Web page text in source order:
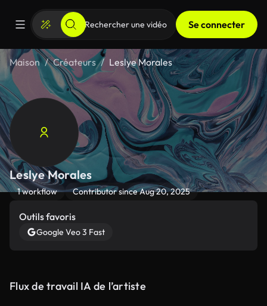
Se connecter
Maison Créateurs Leslye Morales
Leslye Morales
1 workflow Contributor since Aug 20, 2025
Outils favoris
Google Veo 3 Fast
Flux de travail IA de l’artiste